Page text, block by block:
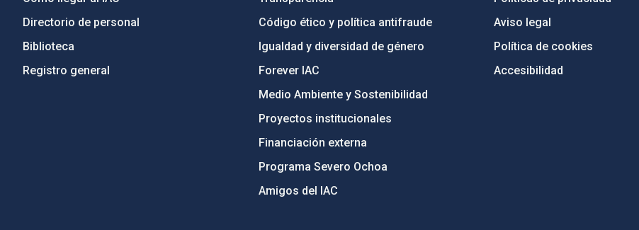
Directorio de personal
Biblioteca
Registro general
Código ético y política antifraude
Igualdad y diversidad de género
Forever IAC
Medio Ambiente y Sostenibilidad
Proyectos institucionales
Financiación externa
Programa Severo Ochoa
Amigos del IAC
Aviso legal
Política de cookies
Accesibilidad